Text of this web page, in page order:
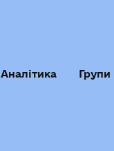
Аналітика Групи